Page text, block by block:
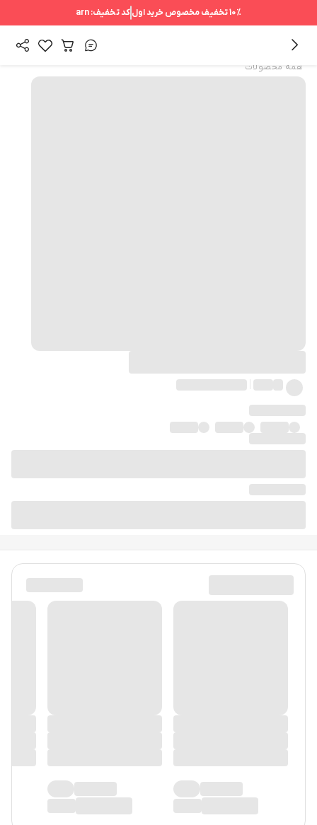
10%تخفیف مخصوص خرید اولکد تخفیف:arn
همه محصولات